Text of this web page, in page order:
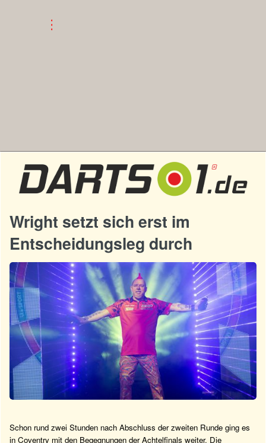
Wright setzt sich erst im
Entscheidungsleg durch
Schon rund zwei Stunden nach Abschluss der zweiten Runde ging es
in Coventry mit den Begegnungen der Achtelfinals weiter. Die